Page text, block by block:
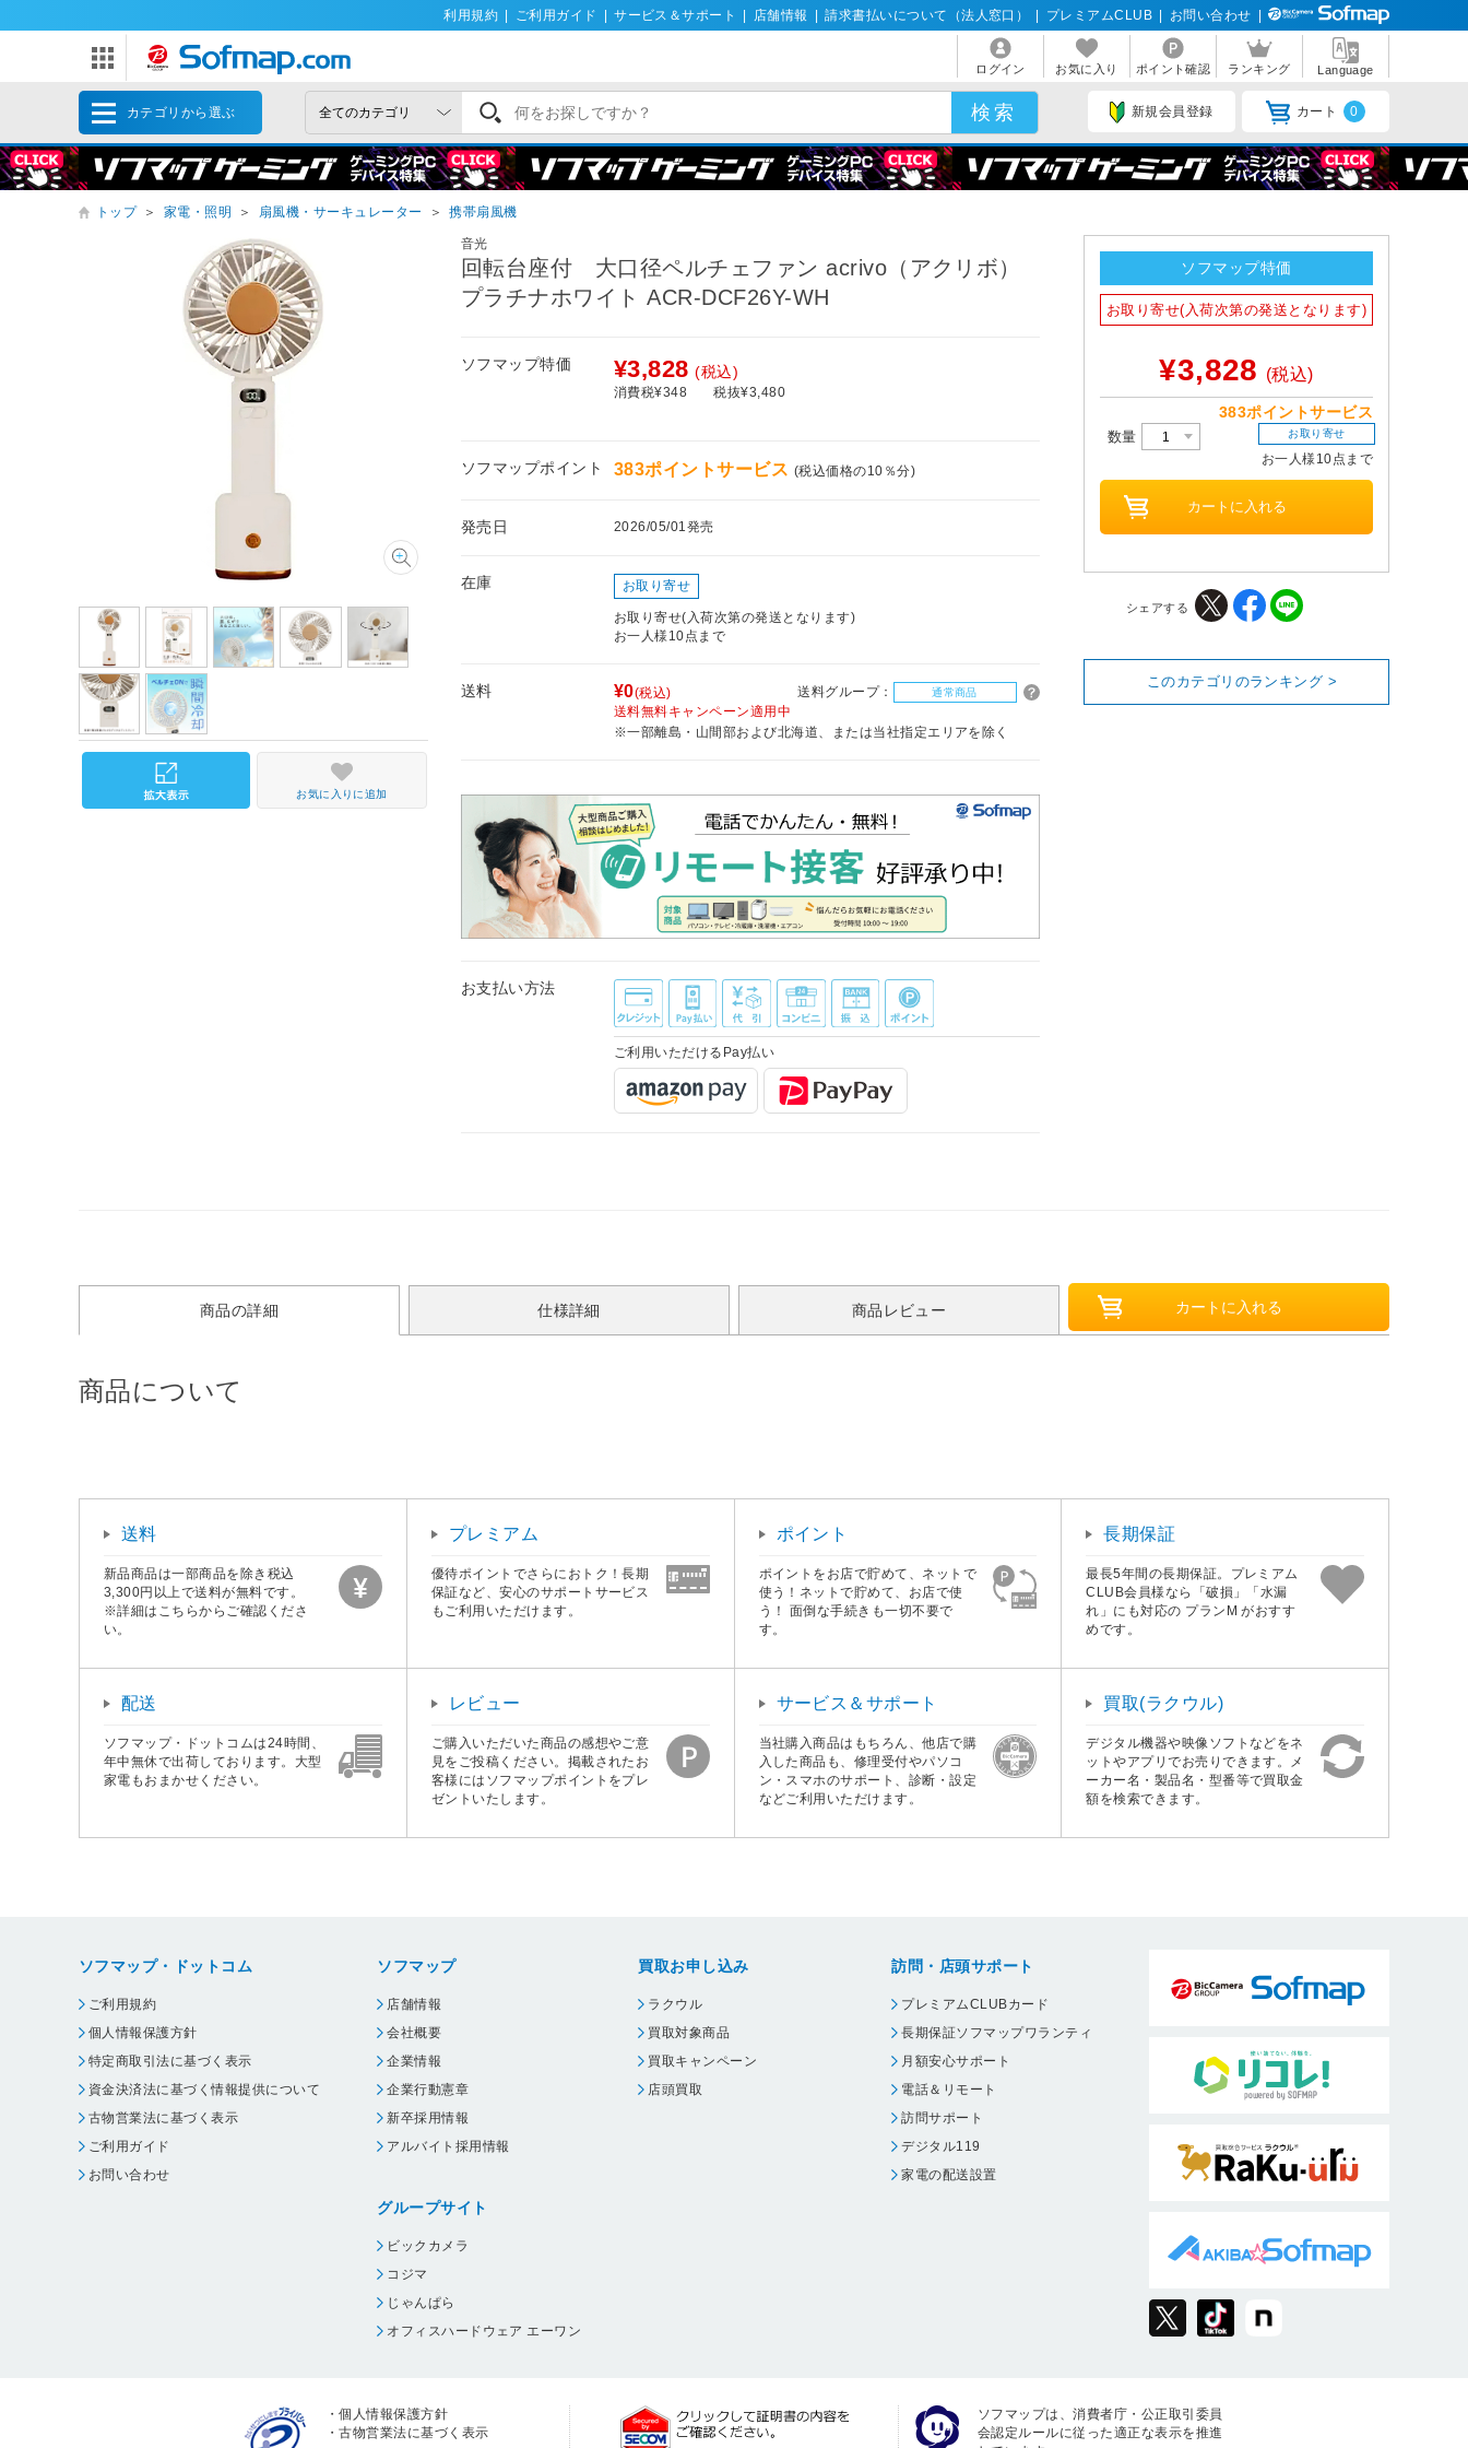
利用規約 ご利用ガイド サービス＆サポート 店舗情報 請求書払いについて（法人窓口） プレミアムCLUB お問い合わせ
ログイン お気に入り ポイント確認 ランキング Language
カテゴリから選ぶ 新規会員登録 カート 0
トップ ＞ 家電・照明 ＞ 扇風機・サーキュレーター ＞ 携帯扇風機
音光
回転台座付 大口径ペルチェファン acrivo（アクリボ）
プラチナホワイト ACR-DCF26Y-WH
ソフマップ特価 ¥3,828 (税込)
消費税¥348 税抜¥3,480
ソフマップポイント 383ポイントサービス (税込価格の10％分)
発売日 2026/05/01発売
在庫 お取り寄せ
お取り寄せ(入荷次第の発送となります)
お一人様10点まで
送料 ¥0(税込) 送料グループ： 通常商品
送料無料キャンペーン適用中
※一部離島・山間部および北海道、または当社指定エリアを除く
お支払い方法
ご利用いただけるPay払い
お気に入りに追加
ソフマップ特価
お取り寄せ(入荷次第の発送となります)
¥3,828 (税込)
383ポイントサービス
数量 お取り寄せ
お一人様10点まで
シェアする
このカテゴリのランキング >
商品の詳細 仕様詳細 商品レビュー
商品について
送料
新品商品は一部商品を除き税込
3,300円以上で送料が無料です。
※詳細はこちらからご確認くださ
い。
プレミアム
優待ポイントでさらにおトク！長期
保証など、安心のサポートサービス
もご利用いただけます。
ポイント
ポイントをお店で貯めて、ネットで
使う！ネットで貯めて、お店で使
う！ 面倒な手続きも一切不要で
す。
長期保証
最長5年間の長期保証。プレミアム
CLUB会員様なら「破損」「水漏
れ」にも対応の プランM がおすす
めです。
配送
ソフマップ・ドットコムは24時間、
年中無休で出荷しております。大型
家電もおまかせください。
レビュー
ご購入いただいた商品の感想やご意
見をご投稿ください。掲載されたお
客様にはソフマップポイントをプレ
ゼントいたします。
サービス＆サポート
当社購入商品はもちろん、他店で購
入した商品も、修理受付やパソコ
ン・スマホのサポート、診断・設定
などご利用いただけます。
買取(ラクウル)
デジタル機器や映像ソフトなどをネ
ットやアプリでお売りできます。メ
ーカー名・製品名・型番等で買取金
額を検索できます。
ソフマップ・ドットコム
ご利用規約
個人情報保護方針
特定商取引法に基づく表示
資金決済法に基づく情報提供について
古物営業法に基づく表示
ご利用ガイド
お問い合わせ
ソフマップ
店舗情報
会社概要
企業情報
企業行動憲章
新卒採用情報
アルバイト採用情報
グループサイト
ビックカメラ
コジマ
じゃんぱら
オフィスハードウェア エーワン
買取お申し込み
ラクウル
買取対象商品
買取キャンペーン
店頭買取
訪問・店頭サポート
プレミアムCLUBカード
長期保証ソフマップワランティ
月額安心サポート
電話＆リモート
訪問サポート
デジタル119
家電の配送設置
・個人情報保護方針
・古物営業法に基づく表示
ソフマップは、消費者庁・公正取引委員
会認定ルールに従った適正な表示を推進